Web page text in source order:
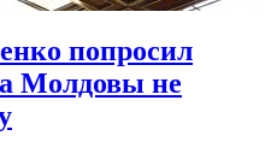
попросил
Молдовы не